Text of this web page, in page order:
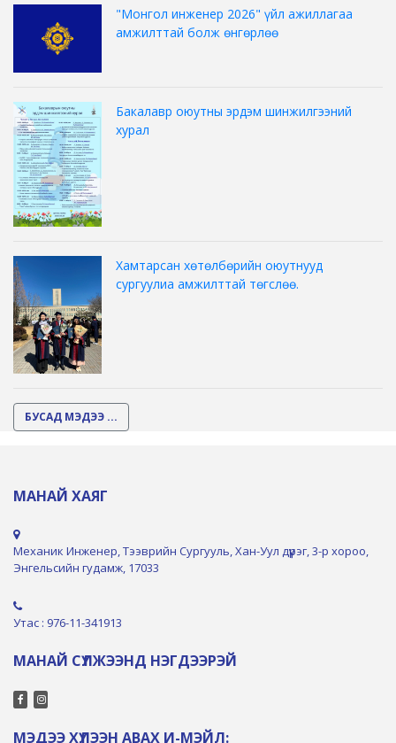
"Монгол инженер 2026" үйл ажиллагаа
амжилттай болж өнгөрлөө
Бакалавр оюутны эрдэм шинжилгээний
хурал
Хамтарсан хөтөлбөрийн оюутнууд
сургуулиа амжилттай төгслөө.
БУСАД МЭДЭЭ ...
МАНАЙ ХАЯГ
Механик Инженер, Тээврийн Сургууль, Хан-Уул дүүрэг, 3-р хороо,
Энгельсийн гудамж, 17033
Утас : 976-11-341913
МАНАЙ СҮЛЖЭЭНД НЭГДЭЭРЭЙ
МЭДЭЭ ХҮЛЭЭН АВАХ И-МЭЙЛ: